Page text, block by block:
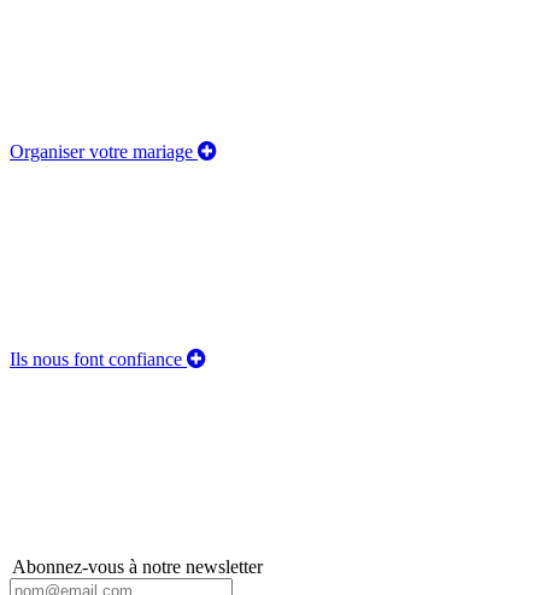
Organiser votre mariage
Ils nous font confiance
Abonnez-vous à notre newsletter